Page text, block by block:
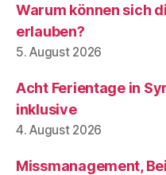
Warum können sich
erlauben?
5. August 2026
Acht Ferientage in
inklusive
4. August 2026
Missmanagement,